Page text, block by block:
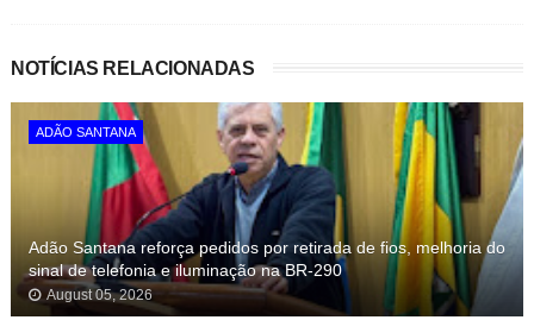
NOTÍCIAS RELACIONADAS
ADÃO SANTANA
Adão Santana reforça pedidos por retirada de fios, melhoria do
sinal de telefonia e iluminação na BR-290
August 05, 2026